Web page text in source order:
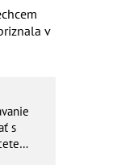
v
s